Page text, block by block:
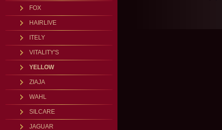
FOX
HAIRLIVE
ITELY
VITALITY'S
YELLOW
ZIAJA
WAHL
SILCARE
JAGUAR